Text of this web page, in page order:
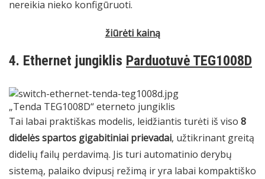
nereikia nieko konfigūruoti.
žiūrėti kainą
4. Ethernet jungiklis Parduotuvė TEG1008D
„Tenda TEG1008D“ eterneto jungiklis
Tai labai praktiškas modelis, leidžiantis turėti iš viso 8
didelės spartos gigabitiniai prievadai, užtikrinant greitą
didelių failų perdavimą. Jis turi automatinio derybų
sistemą, palaiko dvipusį režimą ir yra labai kompaktiško